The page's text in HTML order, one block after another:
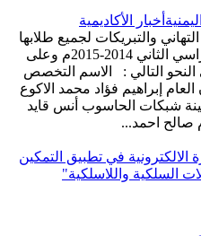
أخبار الأكاديمية
والتبريكات لجميع طلابها
الذين اجتازوا امتحانات الفصل الدراسي الثاني 2014-2015م وعلى
التالي : الاسم التخصص
إبراهيم فؤاد محمد الاكوع
شبكات الحاسوب أنس قايد
صالح احمد...